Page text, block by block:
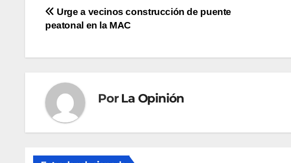
Navegación
de
entradas
Urge a vecinos construcción de puente
peatonal en la MAC
Por La Opinión